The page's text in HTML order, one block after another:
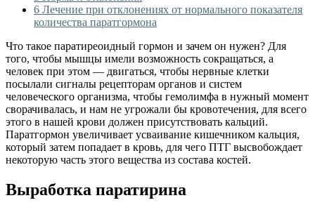
6 Лечение при отклонениях от нормального показателя
количества паратгормона
Что такое паратиреоидный гормон и зачем он нужен? Для
того, чтобы мышцы имели возможность сокращаться, а
человек при этом — двигаться, чтобы нервные клетки
посылали сигналы рецепторам органов и систем
человеческого организма, чтобы гемолимфа в нужный момент
сворачивалась, и нам не угрожали бы кровотечения, для всего
этого в нашей крови должен присутствовать кальций.
Паратгормон увеличивает усваивание кишечником кальция,
который затем попадает в кровь, для чего ПТГ высвобождает
некоторую часть этого вещества из состава костей.
Выработка паратирина